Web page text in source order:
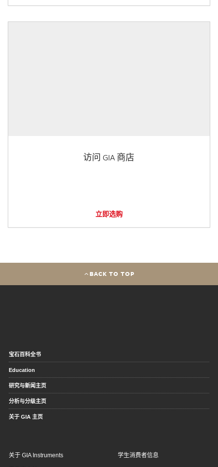
访问 GIA 商店
立即选购
BACK TO TOP
宝石百科全书
Education
研究与新闻主页
分析与分级主页
关于 GIA 主页
关于 GIA Instruments 学生消费者信息